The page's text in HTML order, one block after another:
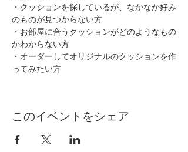
・クッションを探しているが、なかなか好み
のものが見つからない方
・お部屋に合うクッションがどのようなもの
かわからない方
・オーダーしてオリジナルのクッションを作
ってみたい方
このイベントをシェア